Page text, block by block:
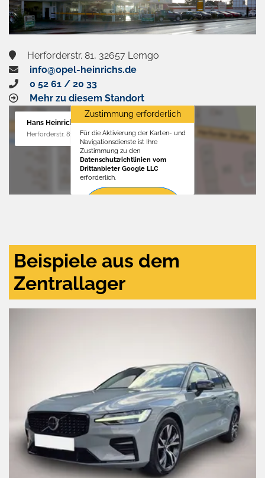
Herforderstr. 81, 32657 Lemgo
info@opel-heinrichs.de
0 52 61 / 20 33
Mehr zu diesem Standort
Hans Heinrichs GmbH
Herforderstr. 81, 32657 Lemgo
Zustimmung erforderlich
Für die Aktivierung der Karten- und
Navigationsdienste ist Ihre
Zustimmung zu den
Datenschutzrichtlinien vom
Drittanbieter Google LLC
erforderlich.
Beispiele aus dem
Zentrallager